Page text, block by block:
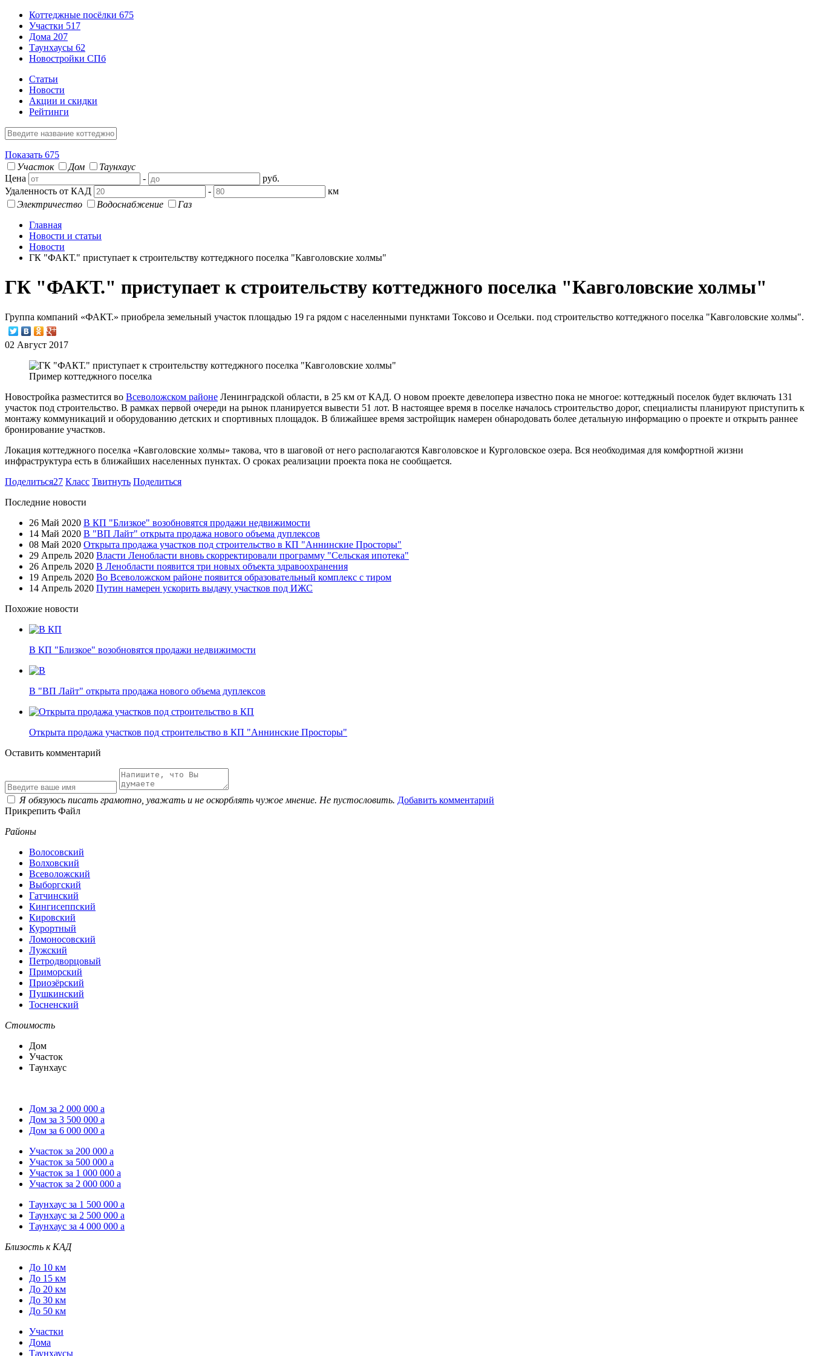
Коттеджные посёлки 675
Участки 517
Дома 207
Таунхаусы 62
Новостройки СПб
Статьи
Новости
Акции и скидки
Рейтинги
Показать 675
Участок
Дом
Таунхаус
Цена
-
руб.
Удаленность от КАД
-
км
Электричество
Водоснабжение
Газ
Главная
Новости и статьи
Новости
ГК "ФАКТ." приступает к строительству коттеджного поселка "Кавголовские холмы"
ГК "ФАКТ." приступает к строительству коттеджного поселка "Кавголовские холмы"
Группа компаний «ФАКТ.» приобрела земельный участок площадью 19 га рядом с населенными пунктами Токсово и Осельки. под строительство коттеджного поселка "Кавголовские холмы".
02 Август 2017
Пример коттеджного поселка
Новостройка разместится во Всеволожском районе Ленинградской области, в 25 км от КАД. О новом проекте девелопера известно пока не многое: коттеджный поселок будет включать 131
участок под строительство. В рамках первой очереди на рынок планируется вывести 51 лот. В настоящее время в поселке началось строительство дорог, специалисты планируют приступить к
монтажу коммуникаций и оборудованию детских и спортивных площадок. В ближайшее время застройщик намерен обнародовать более детальную информацию о проекте и открыть раннее
бронирование участков.
Локация коттеджного поселка «Кавголовские холмы» такова, что в шаговой от него располагаются Кавголовское и Курголовское озера. Вся необходимая для комфортной жизни
инфраструктура есть в ближайших населенных пунктах. О сроках реализации проекта пока не сообщается.
Поделиться27 Класс Твитнуть Поделиться
Последние новости
26 Май 2020 В КП "Близкое" возобновятся продажи недвижимости
14 Май 2020 В "ВП Лайт" открыта продажа нового объема дуплексов
08 Май 2020 Открыта продажа участков под строительство в КП "Аннинские Просторы"
29 Апрель 2020 Власти Ленобласти вновь скорректировали программу "Сельская ипотека"
26 Апрель 2020 В Ленобласти появится три новых объекта здравоохранения
19 Апрель 2020 Во Всеволожском районе появится образовательный комплекс с тиром
14 Апрель 2020 Путин намерен ускорить выдачу участков под ИЖС
Похожие новости
В КП "Близкое" возобновятся продажи недвижимости
В "ВП Лайт" открыта продажа нового объема дуплексов
Открыта продажа участков под строительство в КП "Аннинские Просторы"
Оставить комментарий
Я обязуюсь писать грамотно, уважать и не оскорблять чужое мнение. Не пустословить. Добавить комментарий
Прикрепить Файл
Районы
Волосовский
Волховский
Всеволожский
Выборгский
Гатчинский
Кингисеппский
Кировский
Курортный
Ломоносовский
Лужский
Петродворцовый
Приморский
Приозёрский
Пушкинский
Тосненский
Стоимость
Дом
Участок
Таунхаус
Дом за 2 000 000 a
Дом за 3 500 000 a
Дом за 6 000 000 a
Участок за 200 000 a
Участок за 500 000 a
Участок за 1 000 000 a
Участок за 2 000 000 a
Таунхаус за 1 500 000 a
Таунхаус за 2 500 000 a
Таунхаус за 4 000 000 a
Близость к КАД
До 10 км
До 15 км
До 20 км
До 30 км
До 50 км
Участки
Дома
Таунхаусы